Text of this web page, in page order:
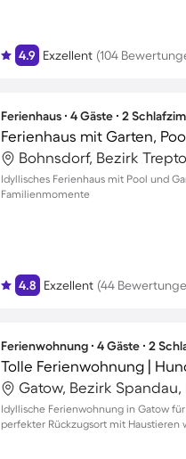
4.9 Exzellent (104
Ferienhaus ∙ 4 Gäste ∙ 2
Bohnsdorf, Bezirk
Idyllisches Ferienhaus mit Pool und
Familienmomente
4.8 Exzellent (44
Ferienwohnung ∙ 4 Gäste ∙ 2
Tolle Ferienwohnung |
Gatow, Bezirk Spandau,
Idyllische Ferienwohnung in Gatow
perfekter Rückzugsort mit Haustieren